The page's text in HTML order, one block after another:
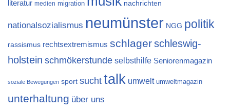
literatur medien migration nachrichten
nationalsozialismus neumünster NGG politik
rassismus rechtsextremismus schlagerschleswig-
holstein schmökerstunde selbsthilfe Seniorenmagazin
soziale Bewegungen sport suchttalk umwelt umweltmagazin
unterhaltung über uns